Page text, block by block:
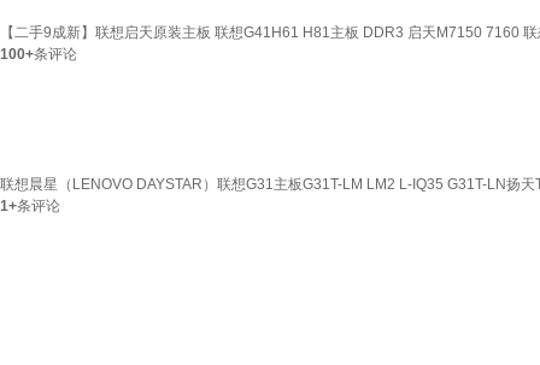
【二手9成新】联想启天原装主板 联想G41H61 H81主板 DDR3 启天M7150 7160
100+条评论
联想晨星（LENOVO DAYSTAR）联想G31主板G31T-LM LM2 L-IQ35 G31T-LN扬
1+条评论